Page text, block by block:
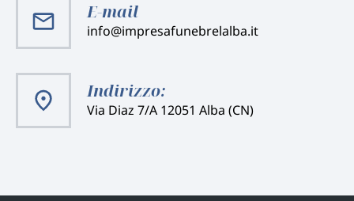
E-mail
info@impresafunebrelalba.it
Indirizzo:
Via Diaz 7/A 12051 Alba (CN)